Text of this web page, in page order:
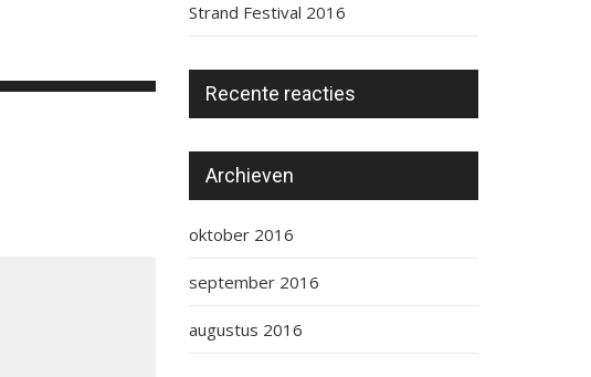
Strand Festival 2016
Recente reacties
Archieven
oktober 2016
september 2016
augustus 2016